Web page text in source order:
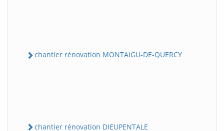
chantier rénovation MONTAIGU-DE-QUERCY
chantier rénovation DIEUPENTALE